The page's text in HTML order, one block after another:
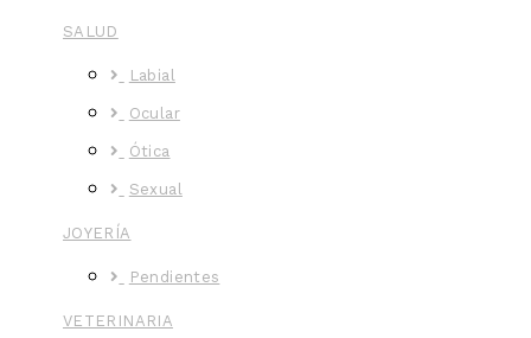
SALUD
Labial
Ocular
Ótica
Sexual
JOYERÍA
Pendientes
VETERINARIA